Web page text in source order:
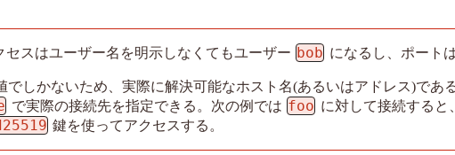
セスはユーザー名を明示しなくてもユーザー bob になるし、ポート
でしかないため、実際に解決可能なホスト名(あるいはアドレス)であ
で実際の接続先を指定できる。次の例では foo に対して接続すると
鍵を使ってアクセスする。